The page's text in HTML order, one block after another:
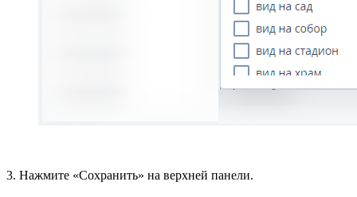
3. Нажмите «Сохранить» на верхней панели.